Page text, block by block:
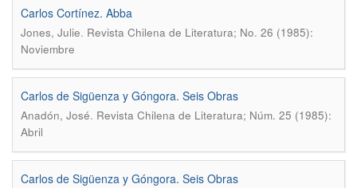
Carlos Cortínez. Abba
Jones, Julie. Revista Chilena de Literatura; No. 26 (1985):
Noviembre
Carlos de Sigüenza y Góngora. Seis Obras
Anadón, José. Revista Chilena de Literatura; Núm. 25 (1985):
Abril
Carlos de Sigüenza y Góngora. Seis Obras